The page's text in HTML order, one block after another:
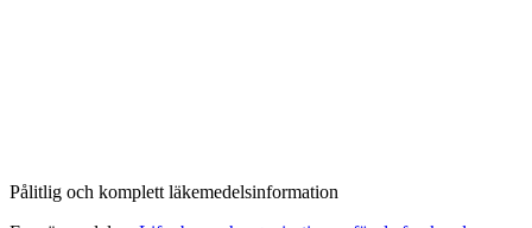
Pålitlig och komplett läkemedelsinformation